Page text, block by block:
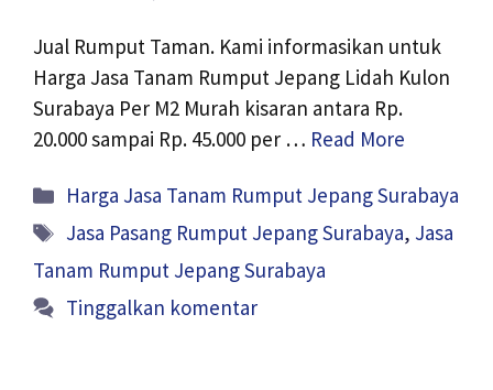
Jual Rumput Taman. Kami informasikan untuk
Harga Jasa Tanam Rumput Jepang Lidah Kulon
Surabaya Per M2 Murah kisaran antara Rp.
20.000 sampai Rp. 45.000 per … Read More
Kategori
Harga Jasa Tanam Rumput Jepang Surabaya
Tag
Jasa Pasang Rumput Jepang Surabaya, Jasa
Tanam Rumput Jepang Surabaya
Tinggalkan komentar